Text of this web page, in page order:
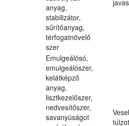
anyag,
stabilizátor,
sűrítőanyag,
térfogatnövelő
szer
Emulgeálósó,
emulgeálószer,
kelátképző
anyag,
lisztkezelőszer,
nedvesítőszer,
savanyúságot